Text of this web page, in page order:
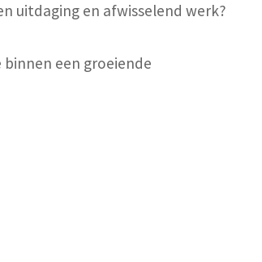
uitdaging en afwisselend werk?
een groeiende